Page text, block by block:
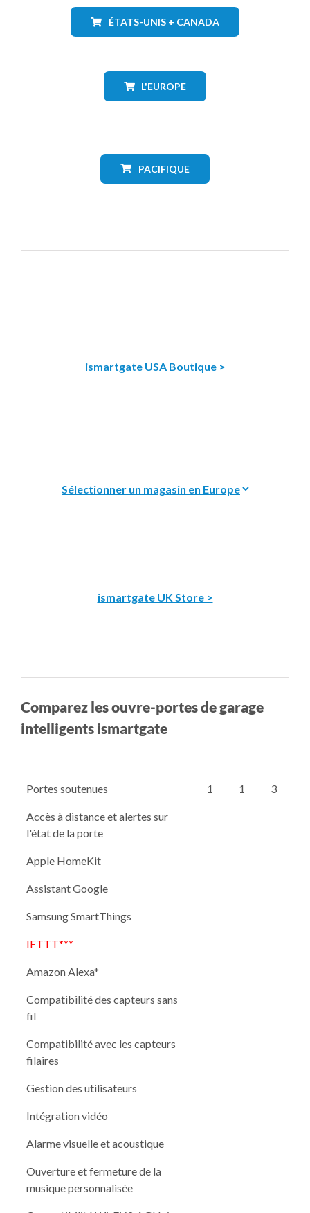
ÉTATS-UNIS + CANADA
L'EUROPE
PACIFIQUE
ismartgate USA Boutique >
ismartgate UK Store >
Comparez les ouvre-portes de garage
intelligents ismartgate
Portes soutenues 1 1 3
Accès à distance et alertes sur
l'état de la porte
Apple HomeKit
Assistant Google
Samsung SmartThings
IFTTT***
Amazon Alexa*
Compatibilité des capteurs sans
fil
Compatibilité avec les capteurs
filaires
Gestion des utilisateurs
Intégration vidéo
Alarme visuelle et acoustique
Ouverture et fermeture de la
musique personnalisée